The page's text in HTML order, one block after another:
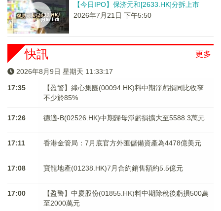
【今日IPO】保济元和[2633.HK]分拆上市
2026年7月21日 下午5:50
更多
快訊
2026年8月9日 星期天 11:33:18
17:35
【盈警】綠心集團(00094.HK)料中期淨虧損同比收窄
不少於85%
17:26 德適-B(02526.HK)中期歸母淨虧損擴大至5588.3萬元
17:11 香港金管局：7月底官方外匯儲備資產為4478億美元
17:08 寶龍地產(01238.HK)7月合約銷售額約5.5億元
17:00
【盈警】中慶股份(01855.HK)料中期除稅後虧損500萬
至2000萬元